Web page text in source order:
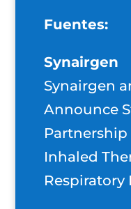
Fuentes:
Synairgen
Synairgen
Announce
Inhaled
Respiratory